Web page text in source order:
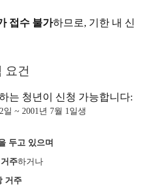
접수 불가하므로, 기한 내 신
요건
는 청년이 신청 가능합니다:
일 ~ 2001년 7월 1일생
두고 있으며
주하거나
거주